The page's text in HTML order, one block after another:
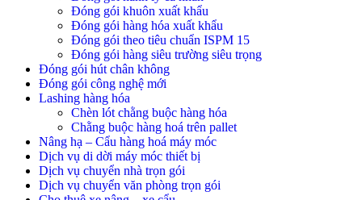
Đóng gói khuôn xuất khẩu
Đóng gói hàng hóa xuất khẩu
Đóng gói theo tiêu chuẩn ISPM 15
Đóng gói hàng siêu trường siêu trọng
Đóng gói hút chân không
Đóng gói công nghệ mới
Lashing hàng hóa
Chèn lót chằng buộc hàng hóa
Chằng buộc hàng hoá trên pallet
Nâng hạ – Cẩu hàng hoá máy móc
Dịch vụ di dời máy móc thiết bị
Dịch vụ chuyển nhà trọn gói
Dịch vụ chuyển văn phòng trọn gói